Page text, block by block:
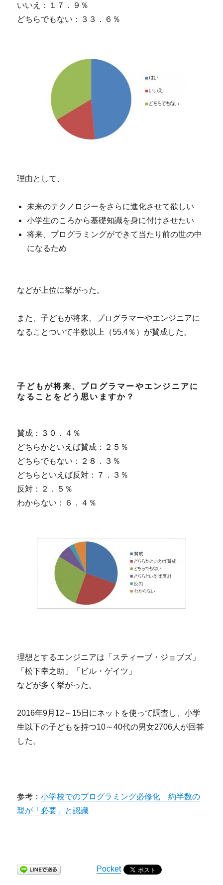
いいえ：１７．９％
どちらでもない：３３．６％
理由として、
未来のテクノロジーをさらに進化させて欲しい
小学生のころから基礎知識を身に付けさせたい
将来、プログラミングができて当たり前の世の中
になるため
などが上位に挙がった。
また、子どもが将来、プログラマーやエンジニアに
なることついて半数以上（55.4％）が賛成した。
子どもが将来、プログラマーやエンジニアに
なることをどう思いますか？
賛成：３０．４％
どちらかといえば賛成：２５％
どちらでもない：２８．３％
どちらといえば反対：７．３％
反対：２．５％
わからない：６．４％
理想とするエンジニアは「スティーブ・ジョブズ」
「松下幸之助」「ビル・ゲイツ」
などが多く挙がった。
2016年9月12～15日にネットを使って調査し、小学
生以下の子どもを持つ10～40代の男女2706人が回答
した。
参考：小学校でのプログラミング必修化 約半数の
親が「必要」と認識
Pocket